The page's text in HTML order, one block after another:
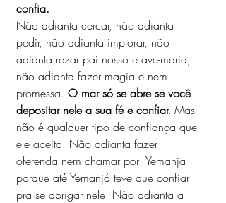
confia.
Não adianta cercar, não adianta
pedir, não adianta implorar, não
adianta rezar pai nosso e ave-maria,
não adianta fazer magia e nem
promessa. O mar só se abre se você
depositar nele a sua fé e confiar. Mas
não é qualquer tipo de confiança que
ele aceita. Não adianta fazer
oferenda nem chamar por  Yemanja
porque até Yemanjá teve que confiar
pra se abrigar nele. Não adianta a